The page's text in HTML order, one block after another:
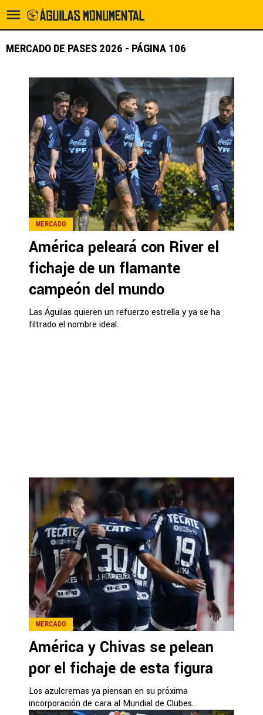
MERCADO DE PASES 2026 - PÁGINA 106
MERCADO
América peleará con River el
fichaje de un flamante
campeón del mundo
Las Águilas quieren un refuerzo estrella y ya se ha
filtrado el nombre ideal.
MERCADO
América y Chivas se pelean
por el fichaje de esta figura
Los azulcremas ya piensan en su próxima
incorporación de cara al Mundial de Clubes.